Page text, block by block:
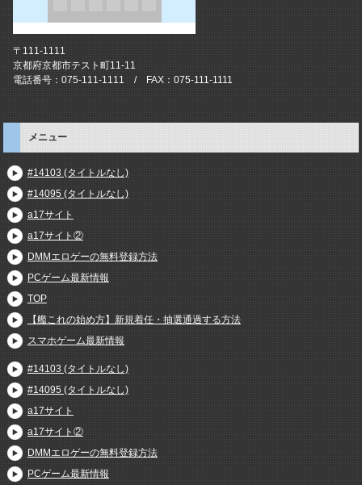
〒111-1111
京都府京都市テスト町11-11
電話番号：075-111-1111 / FAX：075-111-1111
メニュー
#14103 (タイトルなし)
#14095 (タイトルなし)
a17サイト
a17サイト②
DMMエロゲーの無料登録方法
PCゲーム最新情報
TOP
【艦これの始め方】新規着任・抽選通過する方法
スマホゲーム最新情報
#14103 (タイトルなし)
#14095 (タイトルなし)
a17サイト
a17サイト②
DMMエロゲーの無料登録方法
PCゲーム最新情報